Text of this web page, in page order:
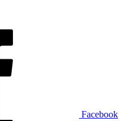
Facebook